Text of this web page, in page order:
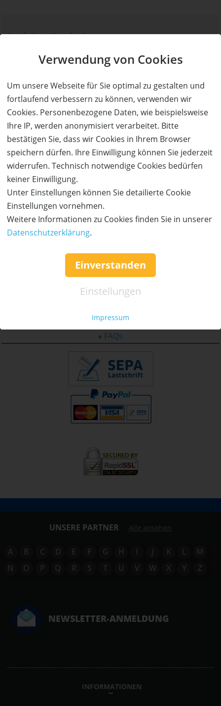
Verwendung von Cookies
Um unsere Webseite für Sie optimal zu gestalten und
fortlaufend verbessern zu können, verwenden wir
Cookies. Personenbezogene Daten, wie beispielsweise
Ihre IP, werden anonymisiert verarbeitet. Bitte
bestätigen Sie, dass wir Cookies in Ihrem Browser
speichern dürfen. Ihre Einwilligung können Sie jederzeit
widerrufen. Technisch notwendige Cookies bedürfen
keiner Einwilligung.
Unter Einstellungen können Sie detailierte Cookie
Einstellungen vornehmen.
Weitere Informationen zu Cookies finden Sie in unserer
Datenschutzerklärung.
Einverstanden
Einstellungen
Impressum
Kauf ohne Kundenkonto
Sie können bei uns einen Kauf auch ohne Kundenkonto
Möglichkeit, Ihre Daten in einem Kundenkonto speichern zu
lassen.
BESTELLUNG FORTSETZEN
Kauf über bestehendes Kundenkonto
Wenn Sie bereits ein Kundenkonto haben, können Sie sich
nachfolgend einloggen. Die Daten, die zur Bestellung nötig sind,
werden dann automatisch aus Ihrem Kundenkonto
ANMELDEN
Service & Hilfe
Mo. - Fr. 09:00-16:00
info@coupon-future.de
» FAQs
UNSERE PARTNER Alle ansehen
A B C D E F G H I J K L
M
N
O P Q R S T U V W X Y Z
NEWSLETTER-ANMELDUNG
INFORMATIONEN